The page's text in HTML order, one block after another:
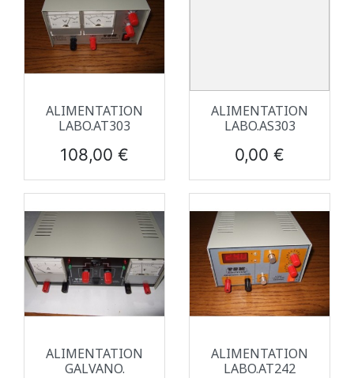
ALIMENTATION
LABO.AT303
Prix
108,00 €
ALIMENTATION
LABO.AS303
Prix
0,00 €
ALIMENTATION
GALVANO.
ALIMENTATION
LABO.AT242